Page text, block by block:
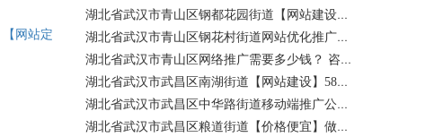
【网站定
湖北省武汉市青山区钢都花园街道【网站建设】做一个网站大概需要多少钱？ 咨询服务
湖北省武汉市青山区钢花村街道网站优化推广外包|小程序开发 咨询服务
湖北省武汉市青山区网络推广需要多少钱？ 咨询服务
湖北省武汉市武昌区南湖街道【网站建设】58网络推广
湖北省武汉市武昌区中华路街道移动端推广公司【网站建设一条龙】
湖北省武汉市武昌区粮道街道【价格便宜】做模板网站 咨询服务